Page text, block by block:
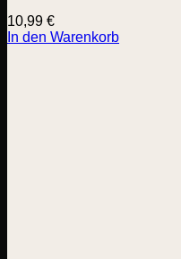
10,99 €
In den Warenkorb